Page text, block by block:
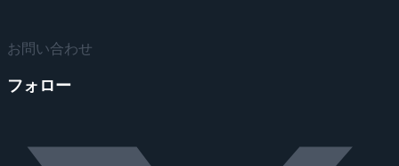
お問い合わせ
フォロー